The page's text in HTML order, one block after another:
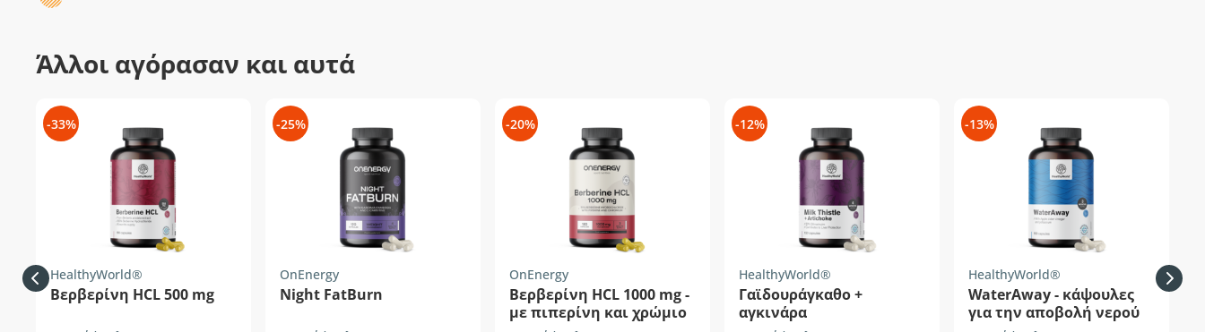
Άλλοι αγόρασαν και αυτά
-33%
HealthyWorld®
Βερβερίνη HCL 500 mg
-25%
OnEnergy
Night FatBurn
-20%
OnEnergy
Βερβερίνη HCL 1000 mg -
με πιπερίνη και χρώμιο
-12%
HealthyWorld®
Γαϊδουράγκαθο +
αγκινάρα
-13%
HealthyWorld®
WaterAway - κάψουλες
για την αποβολή νερού